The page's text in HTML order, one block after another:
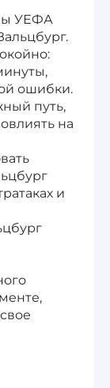
УЕФА
ошибки.
путь,
на
и